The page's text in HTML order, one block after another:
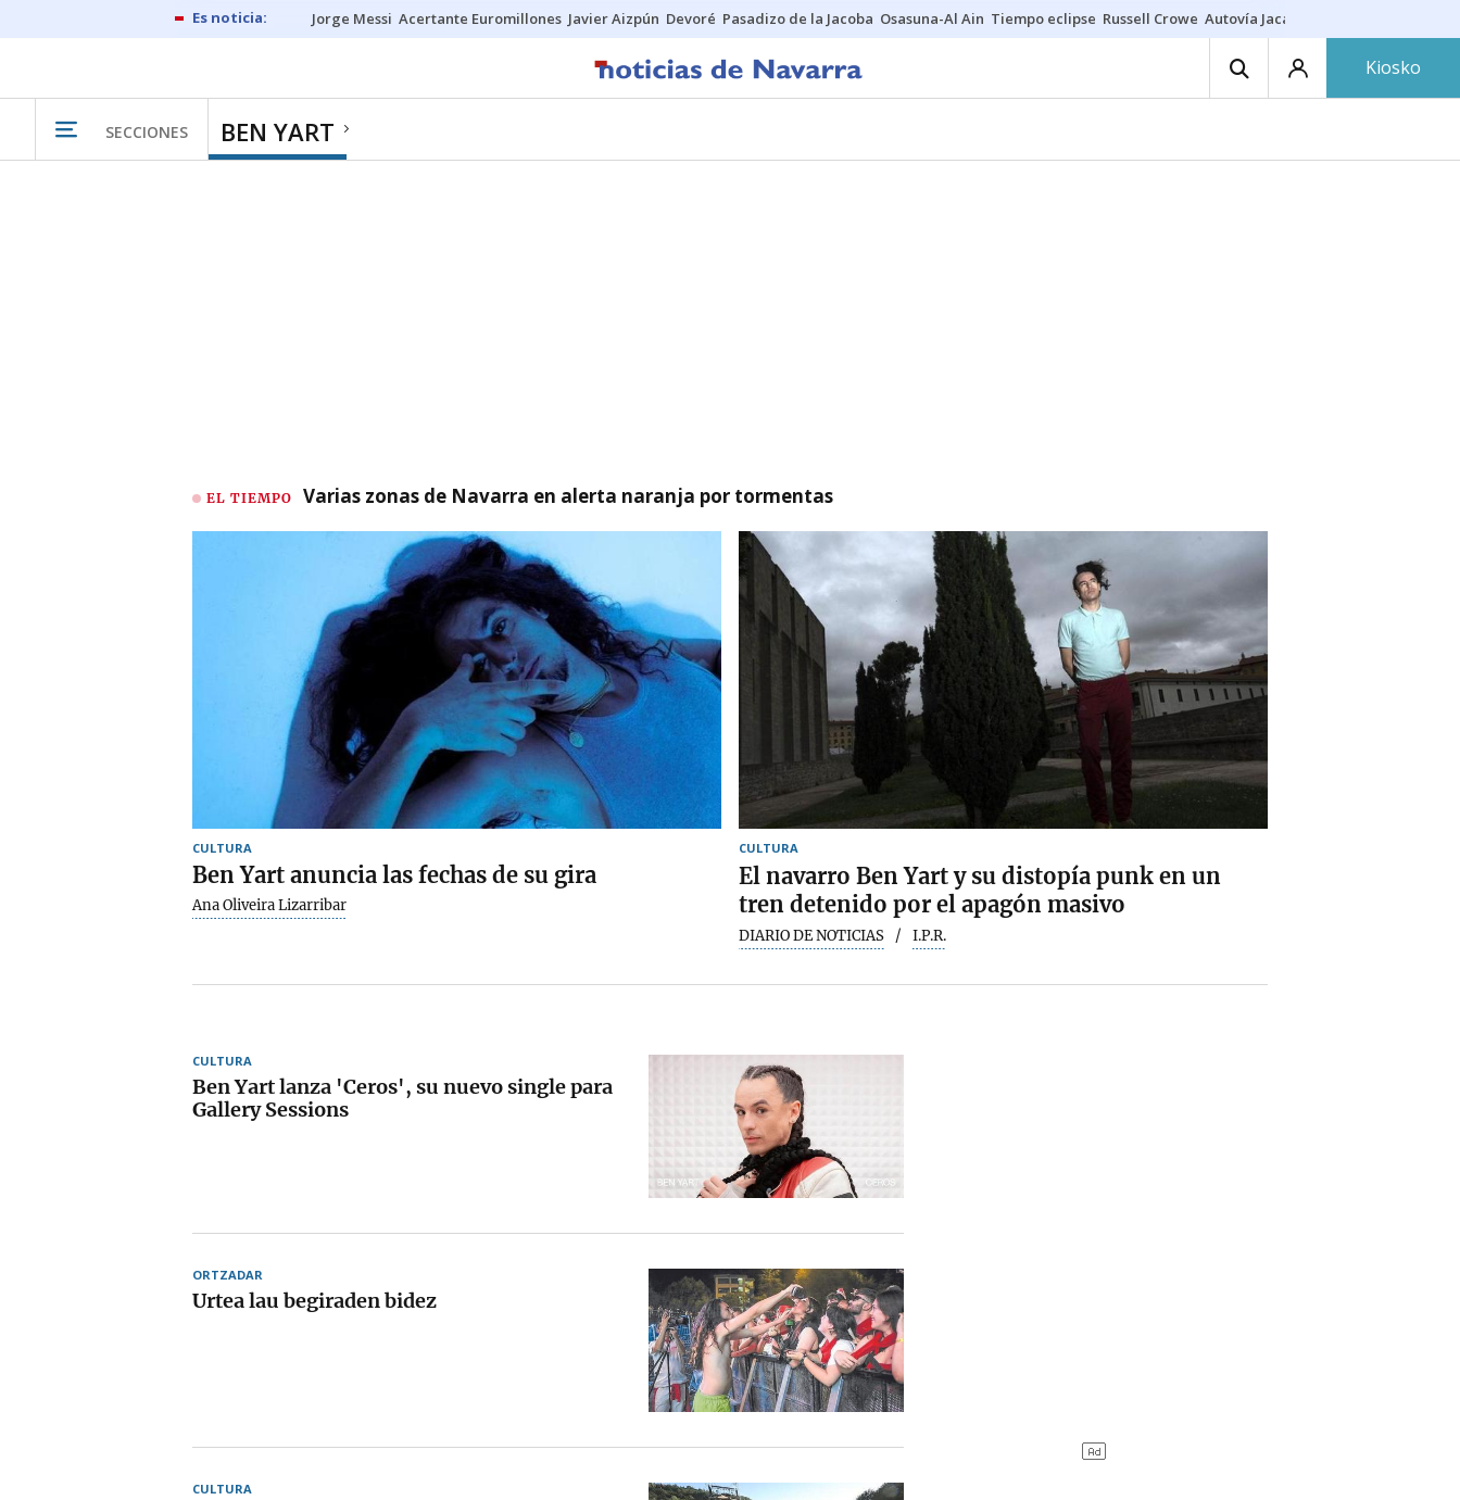
Jorge Messi Acertante Euromillones Javier Aizpún Devoré Pasadizo de la Jacoba Osasuna-Al Ain Tiempo eclipse Russell Crowe Autovía Jaca
Kiosko
SECCIONES BEN YART
EL TIEMPO Varias zonas de Navarra en alerta naranja por tormentas
CULTURA
Ben Yart anuncia las fechas de su gira
Ana Oliveira Lizarribar
CULTURA
El navarro Ben Yart y su distopía punk en un
tren detenido por el apagón masivo
DIARIO DE NOTICIAS I.P.R.
CULTURA
Ben Yart lanza 'Ceros', su nuevo single para
Gallery Sessions
ORTZADAR
Urtea lau begiraden bidez
CULTURA